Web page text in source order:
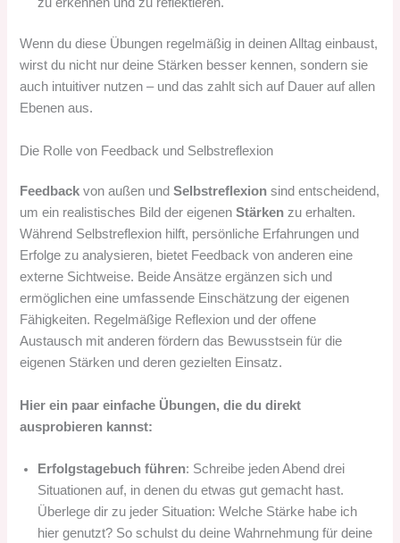
zu erkennen und zu reflektieren.
Wenn du diese Übungen regelmäßig in deinen Alltag einbaust,
wirst du nicht nur deine Stärken besser kennen, sondern sie
auch intuitiver nutzen – und das zahlt sich auf Dauer auf allen
Ebenen aus.
Die Rolle von Feedback und Selbstreflexion
Feedback von außen undSelbstreflexion sind entscheidend,
um ein realistisches Bild der eigenenStärken zu erhalten.
Während Selbstreflexion hilft, persönliche Erfahrungen und
Erfolge zu analysieren, bietet Feedback von anderen eine
externe Sichtweise. Beide Ansätze ergänzen sich und
ermöglichen eine umfassende Einschätzung der eigenen
Fähigkeiten. Regelmäßige Reflexion und der offene
Austausch mit anderen fördern das Bewusstsein für die
eigenen Stärken und deren gezielten Einsatz.
Hier ein paar einfache Übungen, die du direkt
ausprobieren kannst:
Erfolgstagebuch führen: Schreibe jeden Abend drei
Situationen auf, in denen du etwas gut gemacht hast.
Überlege dir zu jeder Situation: Welche Stärke habe ich
hier genutzt? So schulst du deine Wahrnehmung für deine